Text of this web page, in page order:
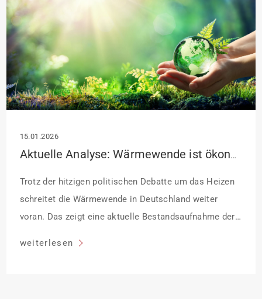
15.01.2026
Aktuelle Analyse: Wärmewende ist ökonomische Realität – Markt treibt Heizungstausch
Trotz der hitzigen politischen Debatte um das Heizen
schreitet die Wärmewende in Deutschland weiter
voran. Das zeigt eine aktuelle Bestandsaufnahme der
weiterlesen